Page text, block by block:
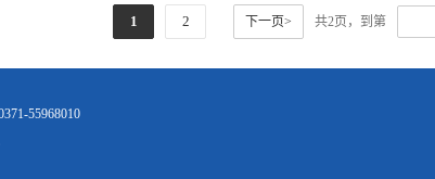
究所 先发后付
1 2 下一页> 共2页，到第
55968010